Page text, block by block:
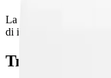
La scelta dipende da
di informazioni e
Trigger e